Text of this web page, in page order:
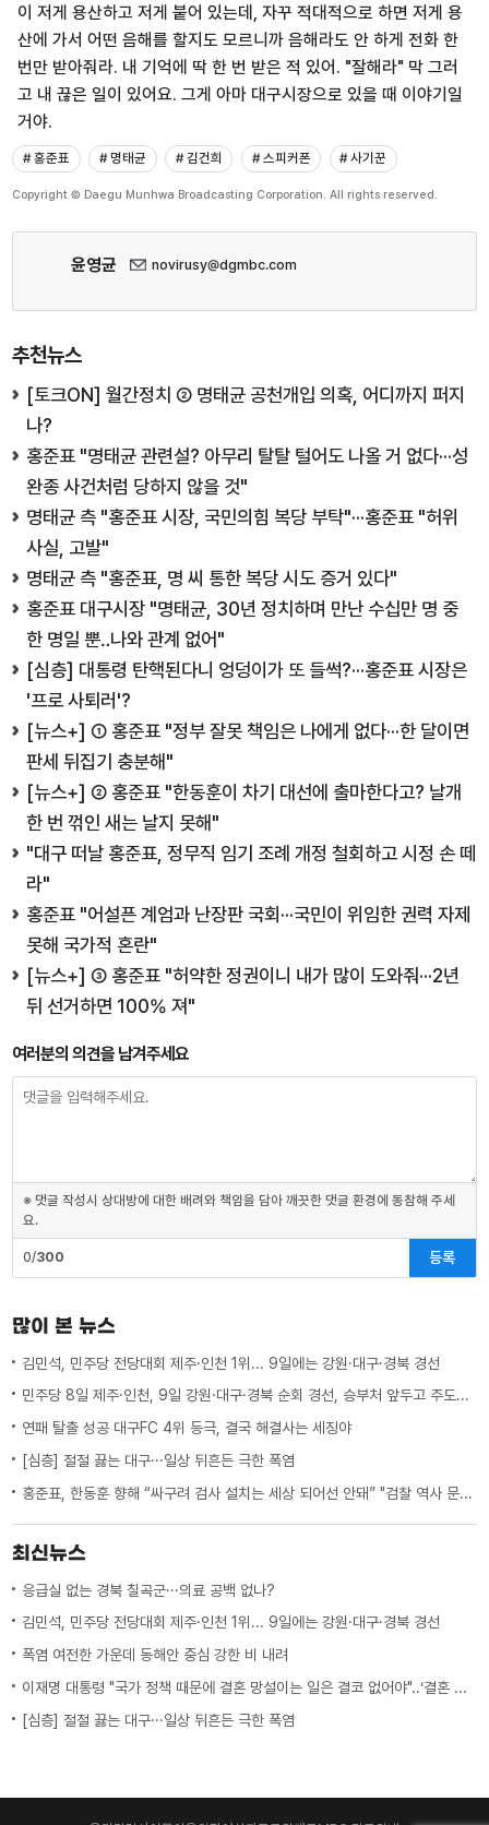
이 저게 용산하고 저게 붙어 있는데, 자꾸 적대적으로 하면 저게 용
산에 가서 어떤 음해를 할지도 모르니까 음해라도 안 하게 전화 한
번만 받아줘라. 내 기억에 딱 한 번 받은 적 있어. "잘해라" 막 그러
고 내 끊은 일이 있어요. 그게 아마 대구시장으로 있을 때 이야기일
거야.
# 홍준표 # 명태균 # 김건희 # 스피커폰 # 사기꾼
Copyright © Daegu Munhwa Broadcasting Corporation. All rights reserved.
윤영균 novirusy@dgmbc.com
추천뉴스
[토크ON] 월간정치 ② 명태균 공천개입 의혹, 어디까지 퍼지
나?
홍준표 "명태균 관련설? 아무리 탈탈 털어도 나올 거 없다···성
완종 사건처럼 당하지 않을 것"
명태균 측 "홍준표 시장, 국민의힘 복당 부탁"···홍준표 "허위
사실, 고발"
명태균 측 "홍준표, 명 씨 통한 복당 시도 증거 있다"
홍준표 대구시장 "명태균, 30년 정치하며 만난 수십만 명 중
한 명일 뿐‥나와 관계 없어"
[심층] 대통령 탄핵된다니 엉덩이가 또 들썩?···홍준표 시장은
'프로 사퇴러'?
[뉴스+] ① 홍준표 "정부 잘못 책임은 나에게 없다···한 달이면
판세 뒤집기 충분해"
[뉴스+] ② 홍준표 "한동훈이 차기 대선에 출마한다고? 날개
한 번 꺾인 새는 날지 못해"
"대구 떠날 홍준표, 정무직 임기 조례 개정 철회하고 시정 손 떼
라"
홍준표 "어설픈 계엄과 난장판 국회···국민이 위임한 권력 자제
못해 국가적 혼란"
[뉴스+] ③ 홍준표 "허약한 정권이니 내가 많이 도와줘···2년
뒤 선거하면 100% 져"
여러분의 의견을 남겨주세요
※ 댓글 작성시 상대방에 대한 배려와 책임을 담아 깨끗한 댓글 환경에 동참해 주세
요.
0/300 등록
많이 본 뉴스
김민석, 민주당 전당대회 제주·인천 1위... 9일에는 강원·대구·경북 경선
민주당 8일 제주·인천, 9일 강원·대구·경북 순회 경선, 승부처 앞두고 주도권 잡기
연패 탈출 성공 대구FC 4위 등극, 결국 해결사는 세징야
[심층] 절절 끓는 대구···일상 뒤흔든 극한 폭염
홍준표, 한동훈 향해 “싸구려 검사 설치는 세상 되어선 안돼” "검찰 역사 문 닫게 원인 제공한 원흉"
최신뉴스
응급실 없는 경북 칠곡군···의료 공백 없나?
김민석, 민주당 전당대회 제주·인천 1위... 9일에는 강원·대구·경북 경선
폭염 여전한 가운데 동해안 중심 강한 비 내려
이재명 대통령 "국가 정책 때문에 결혼 망설이는 일은 결코 없어야"..‘결혼 페널티’ 제도 상 불이익 면밀히 조사 지시
[심층] 절절 끓는 대구···일상 뒤흔든 극한 폭염